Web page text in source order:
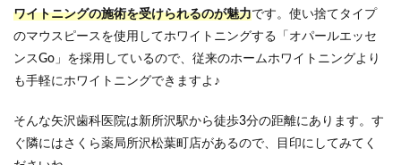
ワイトニングの施術を受けられるのが魅力です。使い捨てタイプ
のマウスピースを使用してホワイトニングする「オパールエッセ
ンスGo」を採用しているので、従来のホームホワイトニングより
も手軽にホワイトニングできますよ♪
そんな矢沢歯科医院は新所沢駅から徒歩3分の距離にあります。す
ぐ隣にはさくら薬局所沢松葉町店があるので、目印にしてみてく